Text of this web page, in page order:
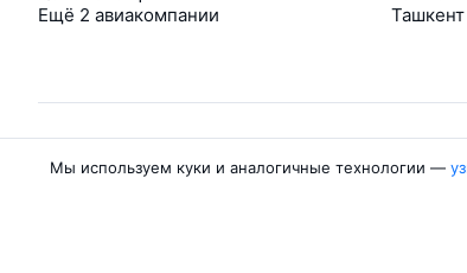
Ещё 2 авиакомпании
Мы используем куки и аналогичные технологии —